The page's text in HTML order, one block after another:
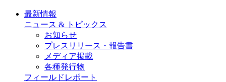
最新情報
ニュース & トピックス
お知らせ
プレスリリース・報告書
メディア掲載
各種発行物
フィールドレポート